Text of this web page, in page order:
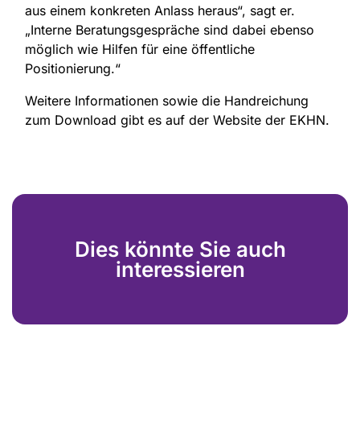
aus einem konkreten Anlass heraus“, sagt er.
„Interne Beratungsgespräche sind dabei ebenso
möglich wie Hilfen für eine öffentliche
Positionierung.“
Weitere Informationen sowie die Handreichung
zum Download gibt es auf der Website der EKHN.
Dies könnte Sie auch
interessieren